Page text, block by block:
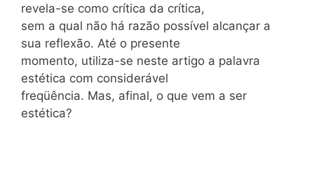
revela-se como crítica da crítica,
sem a qual não há razão possível alcançar a
sua reflexão. Até o presente
momento, utiliza-se neste artigo a palavra
estética com considerável
freqüência. Mas, afinal, o que vem a ser
estética?